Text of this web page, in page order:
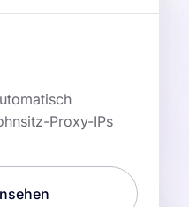
Proxy-IPs